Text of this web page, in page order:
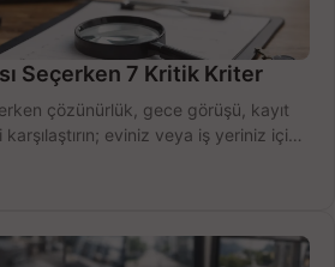
Seçerken 7 Kritik Kriter
çözünürlük, gece görüşü, kayıt
eviniz veya iş yeriniz için